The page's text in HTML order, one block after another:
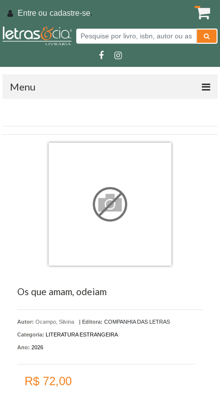
Entre ou cadastre-se.
Menu
Os que amam, odeiam
Autor: Ocampo, Silvina | Editora: COMPANHIA DAS LETRAS
Categoria: LITERATURA ESTRANGEIRA
Ano: 2026
R$ 72,00